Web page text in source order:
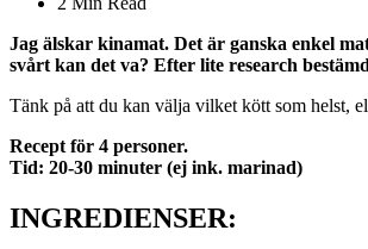
Jag älskar kinamat. Det är ganska enkel
svårt kan det va? Efter lite research
Tänk på att du kan välja vilket kött som helst,
Recept för 4 personer.
Tid: 20-30 minuter (ej ink. marinad)
INGREDIENSER: